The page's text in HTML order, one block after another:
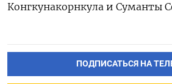
Конгкунакорнкула и Суманты
ПОДПИСАТЬСЯ НА